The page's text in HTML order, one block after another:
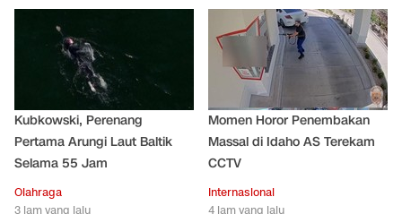
Kubkowski, Perenang
Pertama Arungi Laut Baltik
Selama 55 Jam
Olahraga
3 jam yang lalu
Momen Horor Penembakan
Massal di Idaho AS Terekam
CCTV
Internasional
4 jam yang lalu